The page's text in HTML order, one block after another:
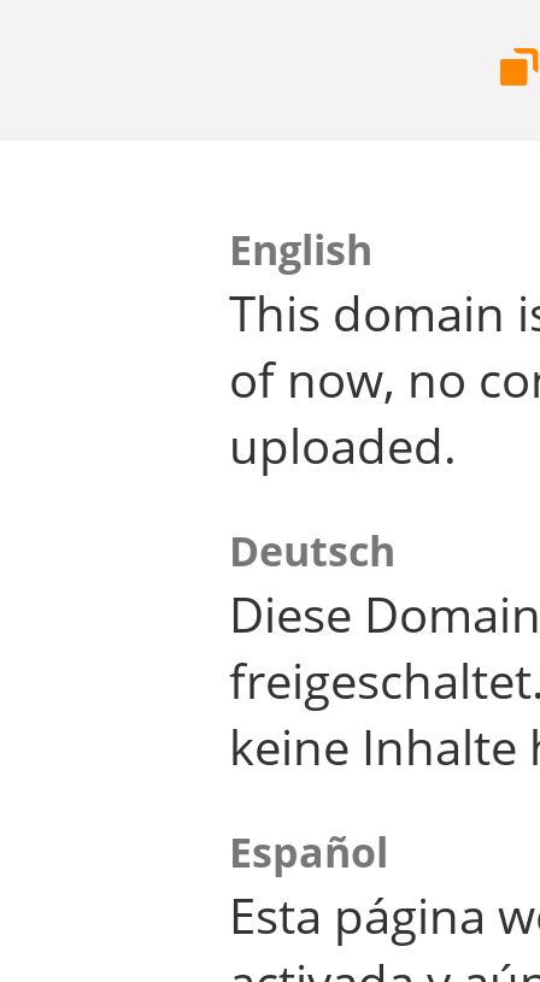
English
This domain
of now, no
uploaded.
Deutsch
Diese
keine Inhalte
Español
Esta página